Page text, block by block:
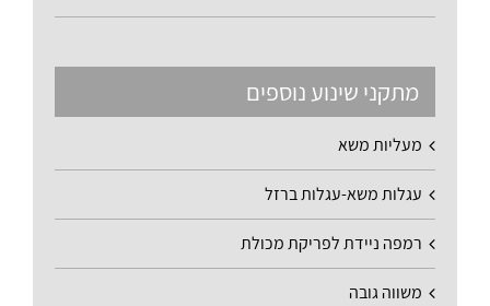
מתקני שינוע נוספים
מעליות משא
עגלות משא-עגלות ברזל
רמפה ניידת לפריקת מכולת
משווה גובה